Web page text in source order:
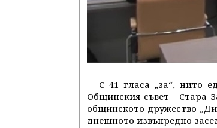
С 41 гласа „за“, нито
Общинския съвет - Стара
общинското дружество
днешното извънредно